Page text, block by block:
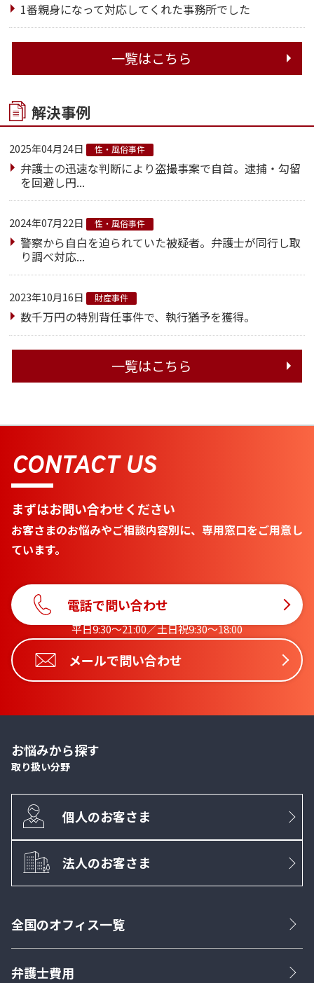
1番親身になって対応してくれた事務所でした
一覧はこちら
解決事例
2025年04月24日 性・風俗事件
弁護士の迅速な判断により盗撮事案で自首。逮捕・勾留
を回避し円...
2024年07月22日 性・風俗事件
警察から自白を迫られていた被疑者。弁護士が同行し取
り調べ対応...
2023年10月16日 財産事件
数千万円の特別背任事件で、執行猶予を獲得。
一覧はこちら
CONTACT US
まずはお問い合わせください
お客さまのお悩みやご相談内容別に、専用窓口をご用意し
ています。
電話で問い合わせ
平日9:30〜21:00／土日祝9:30〜18:00
メールで問い合わせ
お悩みから探す
取り扱い分野
個人のお客さま
法人のお客さま
全国のオフィス一覧
弁護士費用